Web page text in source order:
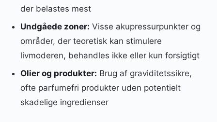
der belastes mest
Undgåede zoner: Visse akupressurpunkter og
områder, der teoretisk kan stimulere
livmoderen, behandles ikke eller kun forsigtigt
Olier og produkter: Brug af graviditetssikre,
ofte parfumefri produkter uden potentielt
skadelige ingredienser